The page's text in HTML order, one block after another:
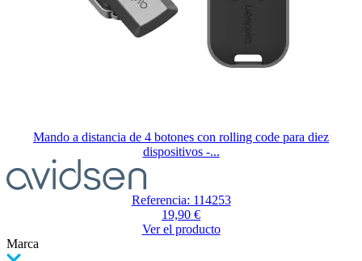
Mando a distancia de 4 botones con rolling code para diez
dispositivos -...
depende
de
las
opciones
Referencia: 114253
19,90 €
Ver el producto
Marca